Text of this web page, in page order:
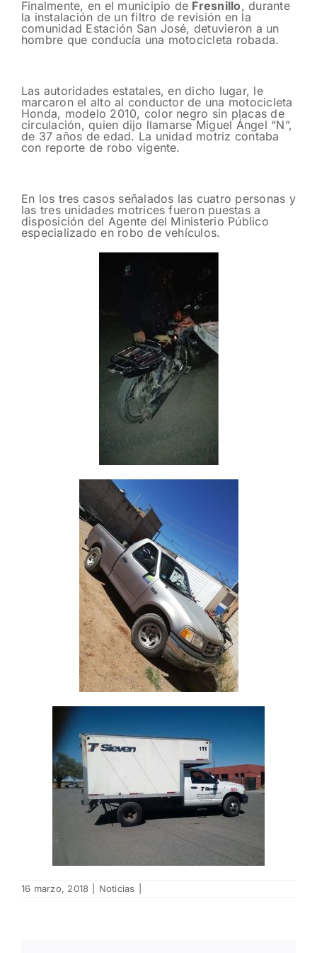
Finalmente, en el municipio de Fresnillo, durante
la instalación de un filtro de revisión en la
comunidad Estación San José, detuvieron a un
hombre que conducía una motocicleta robada.
Las autoridades estatales, en dicho lugar, le
marcaron el alto al conductor de una motocicleta
Honda, modelo 2010, color negro sin placas de
circulación, quien dijo llamarse Miguel Ángel “N”,
de 37 años de edad. La unidad motriz contaba
con reporte de robo vigente.
En los tres casos señalados las cuatro personas y
las tres unidades motrices fueron puestas a
disposición del Agente del Ministerio Público
especializado en robo de vehículos.
16 marzo, 2018 Noticias